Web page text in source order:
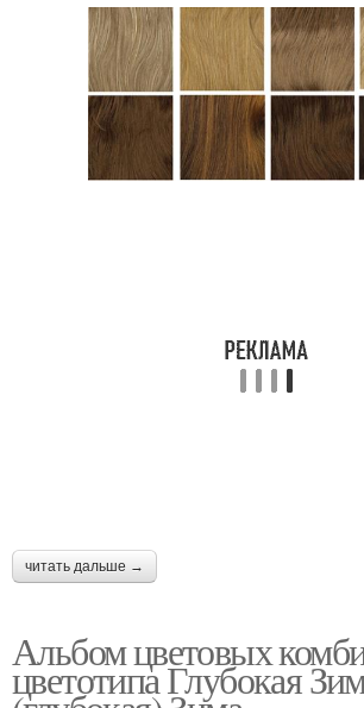
читать дальше →
Альбом цветовых
цветотипа Глубокая